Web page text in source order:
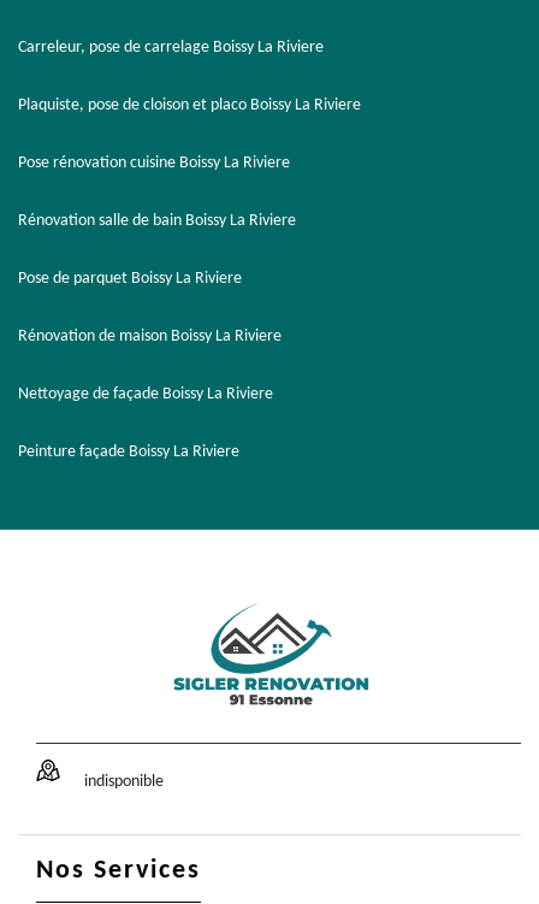
Carreleur, pose de carrelage Boissy La Riviere
Plaquiste, pose de cloison et placo Boissy La Riviere
Pose rénovation cuisine Boissy La Riviere
Rénovation salle de bain Boissy La Riviere
Pose de parquet Boissy La Riviere
Rénovation de maison Boissy La Riviere
Nettoyage de façade Boissy La Riviere
Peinture façade Boissy La Riviere
indisponible
Nos Services